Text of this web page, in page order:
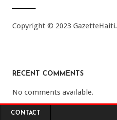
Copyright © 2023 GazetteHaiti.
RECENT COMMENTS
No comments available.
CONTACT